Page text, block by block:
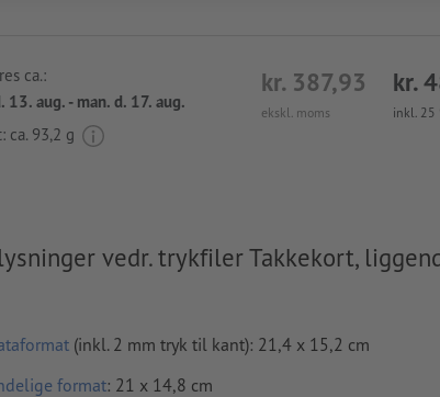
ekskl. moms
kr. 387,93
inkl. 25
kr.
ca.:
13. aug. - man. d. 17. aug.
ca. 93,2 g
vedr. trykfiler Takkekort,
(inkl. 2 mm tryk til kant): 21,4 x 15,2 cm
format: 21 x 14,8 cm